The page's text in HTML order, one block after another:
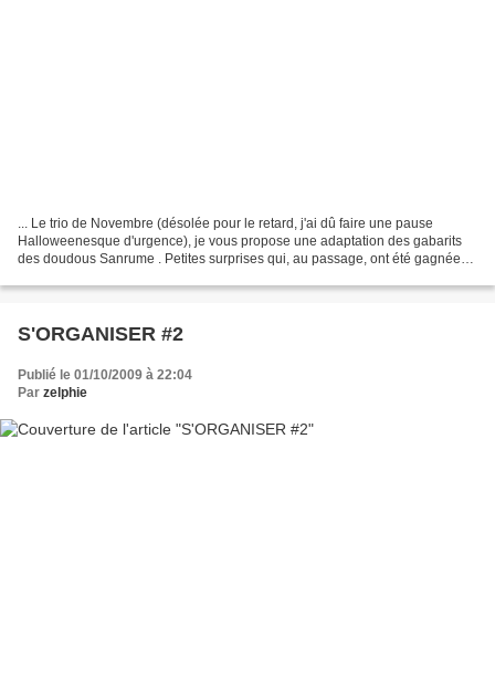
... Le trio de Novembre (désolée pour le retard, j'ai dû faire une pause
Halloweenesque d'urgence), je vous propose une adaptation des gabarits
des doudous Sanrume . Petites surprises qui, au passage, ont été gagnées
S'ORGANISER #2
Publié le 01/10/2009 à 22:04
Par zelphie